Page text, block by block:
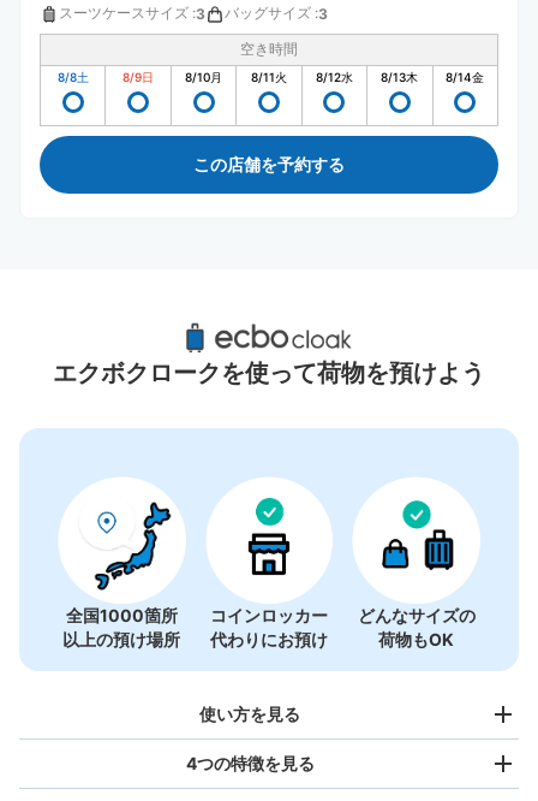
スーツケースサイズ :3 バッグサイズ :3
空き時間
8/8土 8/9日 8/10月 8/11火 8/12水 8/13木 8/14金
この店舗を予約する
山崎駅周辺のおすすめコインロッカー
1件
エクボクロークを使って荷物を預けよう
全国1000箇所
以上の預け場所
コインロッカー
代わりにお預け
どんなサイズの
荷物もOK
使い方を見る
4つの特徴を見る